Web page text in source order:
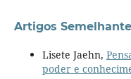
Artigos
Lisete Jaehn,
poder e